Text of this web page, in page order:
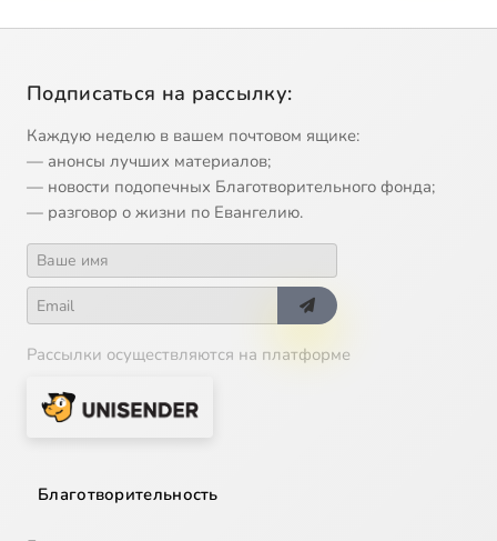
Подписаться на рассылку:
Каждую неделю в вашем почтовом ящике:
— анонсы лучших материалов;
— новости подопечных Благотворительного фонда;
— разговор о жизни по Евангелию.
Рассылки осуществляются на платформе
Благотворительность